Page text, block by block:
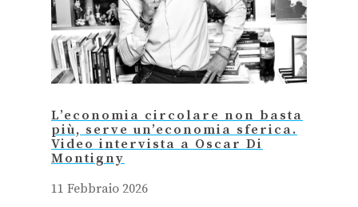
L’economia circolare non basta
più, serve un’economia sferica.
Video intervista a Oscar Di
Montigny
11 Febbraio 2026